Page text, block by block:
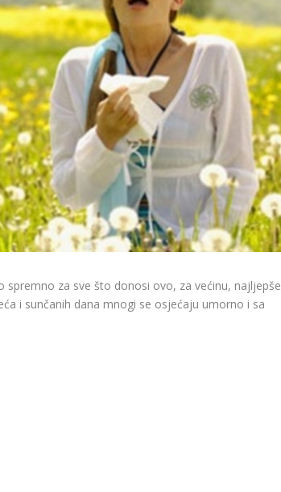
za sve što donosi ovo, za većinu, najljepše
i sunčanih dana mnogi se osjećaju umorno i sa